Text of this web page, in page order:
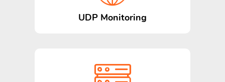
UDP Monitoring